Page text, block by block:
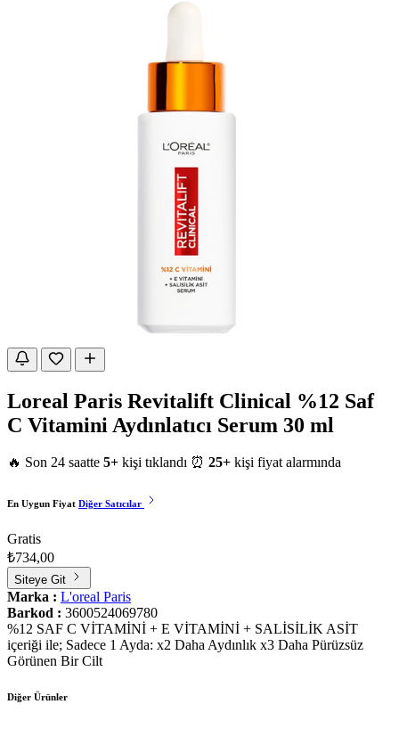
Loreal Paris Revitalift Clinical %12 Saf
C Vitamini Aydınlatıcı Serum 30 ml
🔥 Son 24 saatte 5+ kişi tıklandı ⏰ 25+ kişi fiyat alarmında
En Uygun Fiyat Diğer Satıcılar
Gratis
₺734,00
Siteye Git
Marka : L'oreal Paris
Barkod : 3600524069780
%12 SAF C VİTAMİNİ + E VİTAMİNİ + SALİSİLİK ASİT
içeriği ile; Sadece 1 Ayda: x2 Daha Aydınlık x3 Daha Pürüzsüz
Görünen Bir Cilt
Diğer Ürünler